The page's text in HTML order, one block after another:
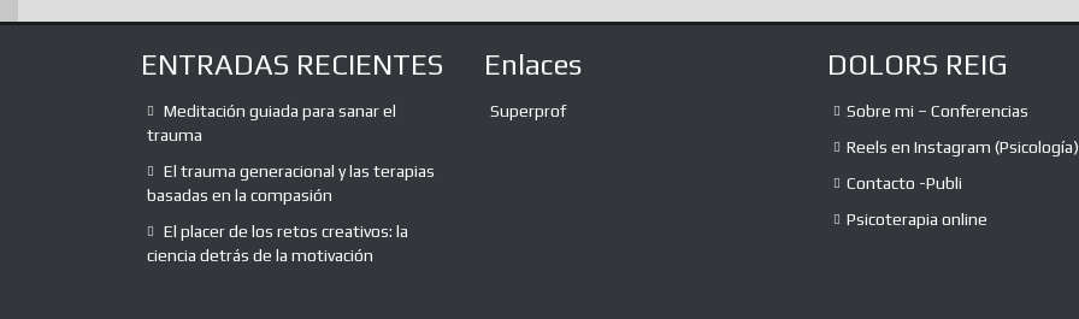
ENTRADAS RECIENTES
Meditación guiada para sanar el
trauma
El trauma generacional y las terapias
basadas en la compasión
El placer de los retos creativos: la
ciencia detrás de la motivación
Enlaces
Superprof
DOLORS REIG
Sobre mi – Conferencias
Reels en Instagram (Psicología)
Contacto -Publi
Psicoterapia online